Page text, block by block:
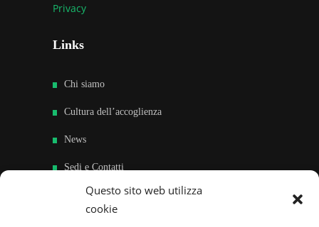
Questo sito web utilizza
cookie
Privacy
Links
Chi siamo
Cultura dell’accoglienza
News
Sedi e Contatti
Sostieni